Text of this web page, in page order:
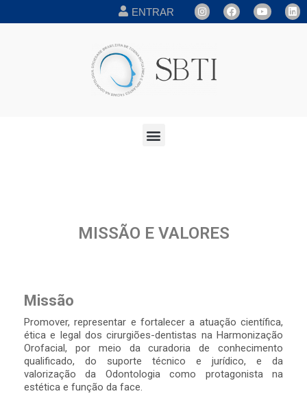
ENTRAR
MISSÃO E VALORES
Missão
Promover, representar e fortalecer a atuação científica,
ética e legal dos cirurgiões-dentistas na Harmonização
Orofacial, por meio da curadoria de conhecimento
qualificado, do suporte técnico e jurídico, e da
valorização da Odontologia como protagonista na
estética e função da face.